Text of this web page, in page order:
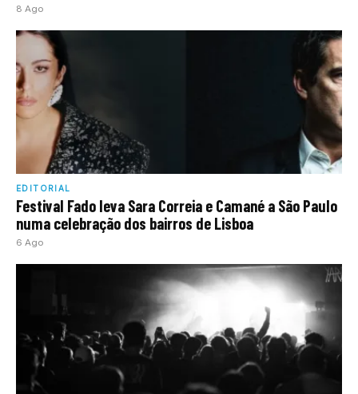
8 Ago
EDITORIAL
Festival Fado leva Sara Correia e Camané a São Paulo
numa celebração dos bairros de Lisboa
6 Ago